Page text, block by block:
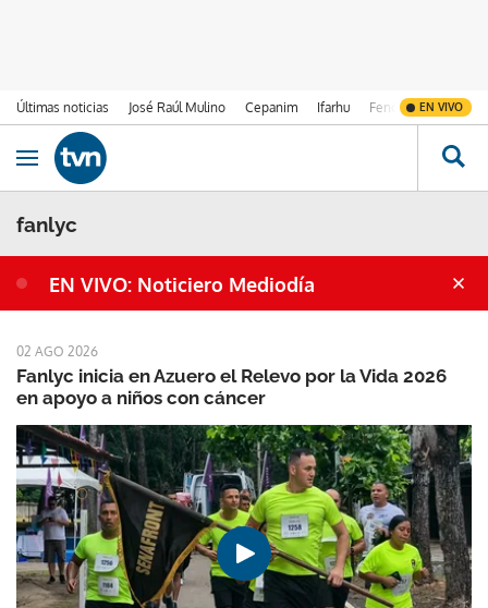
Últimas noticias José Raúl Mulino Cepanim Ifarhu Fenómeno de El
EN VIVO
Ir al contenido
Obrir navegació
fanlyc
EN VIVO: Noticiero Mediodía
02 AGO 2026
Fanlyc inicia en Azuero el Relevo por la Vida 2026
en apoyo a niños con cáncer